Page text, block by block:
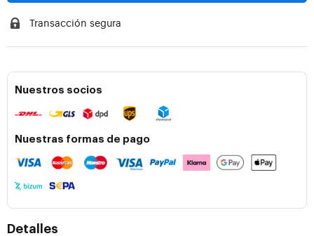
Transacción segura
Nuestros socios
Nuestras formas de pago
Detalles